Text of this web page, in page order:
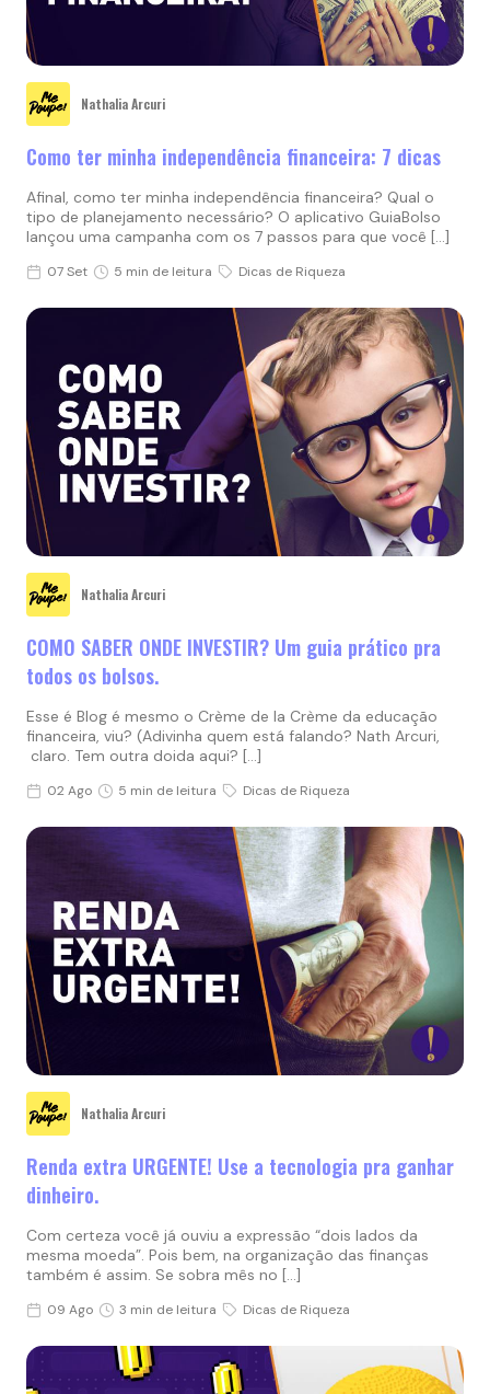
Nathalia Arcuri
Como ter minha independência financeira: 7 dicas
Afinal, como ter minha independência financeira? Qual o
tipo de planejamento necessário? O aplicativo GuiaBolso
lançou uma campanha com os 7 passos para que você […]
07 Set 5 min de leitura Dicas de Riqueza
Nathalia Arcuri
COMO SABER ONDE INVESTIR? Um guia prático pra
todos os bolsos.
Esse é Blog é mesmo o Crème de la Crème da educação
financeira, viu? (Adivinha quem está falando? Nath Arcuri,
claro. Tem outra doida aqui? […]
02 Ago 5 min de leitura Dicas de Riqueza
Nathalia Arcuri
Renda extra URGENTE! Use a tecnologia pra ganhar
dinheiro.
Com certeza você já ouviu a expressão “dois lados da
mesma moeda”. Pois bem, na organização das finanças
também é assim. Se sobra mês no […]
09 Ago 3 min de leitura Dicas de Riqueza